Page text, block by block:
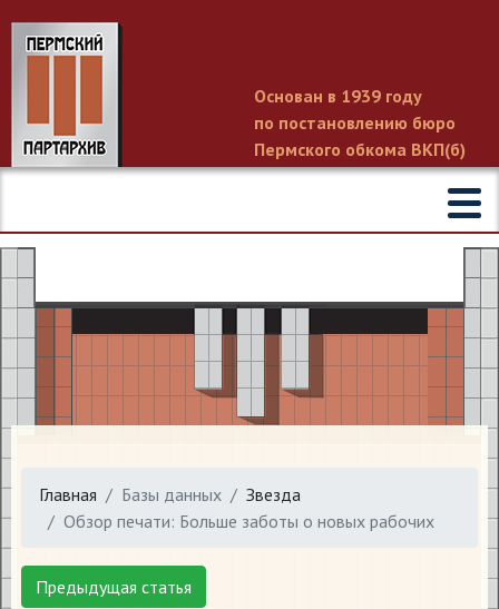
Основан в 1939 году
по постановлению бюро
Пермского обкома ВКП(б)
Главная Базы данных
Звезда
Обзор печати: Больше заботы о новых рабочих
Предыдущая статья